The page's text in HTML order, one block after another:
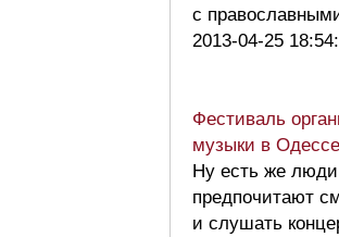
с
2013-04-25
Фестиваль
музыки в
Ну есть же
предпочитают
и слушать